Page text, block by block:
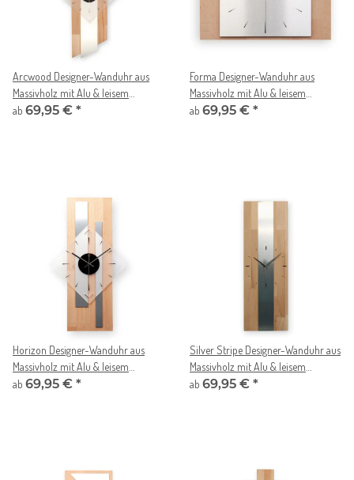
Arcwood Designer-Wanduhr aus
Massivholz mit Alu & leisem
Uhrwerk
ab 69,95 € *
Forma Designer-Wanduhr aus
Massivholz mit Alu & leisem
Uhrwerk
ab 69,95 € *
Horizon Designer-Wanduhr aus
Massivholz mit Alu & leisem
Uhrwerk
ab 69,95 € *
Silver Stripe Designer-Wanduhr aus
Massivholz mit Alu & leisem
Uhrwerk
ab 69,95 € *